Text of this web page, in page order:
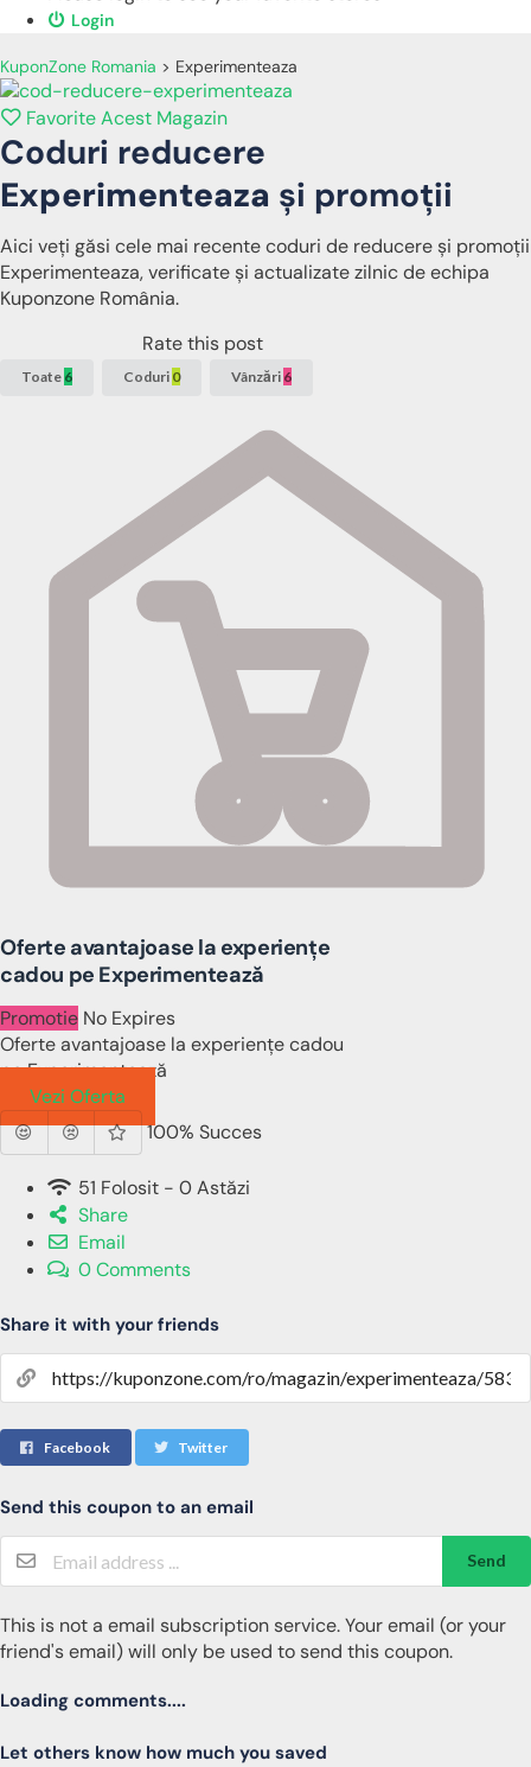
Login
KuponZone Romania > Experimenteaza
Favorite Acest Magazin
Coduri reducere
Experimenteaza și promoții
Aici veți găsi cele mai recente coduri de reducere și promoții
Experimenteaza, verificate și actualizate zilnic de echipa
Kuponzone România.
Rate this post
Toate 6 Coduri 0 Vânzări 6
Oferte avantajoase la experiențe
cadou pe Experimentează
Promotie No Expires
Oferte avantajoase la experiențe cadou
pe Experimentează
Vezi Oferta
100% Succes
51 Folosit - 0 Astăzi
Share
Email
0 Comments
Share it with your friends
Facebook Twitter
Send this coupon to an email
Send
This is not a email subscription service. Your email (or your
friend's email) will only be used to send this coupon.
Loading comments....
Let others know how much you saved